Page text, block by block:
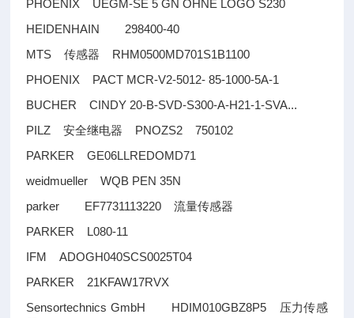
PHOENIX UEGM-SE 5 GN OHNE LOGO S230
HEIDENHAIN 298400-40
MTS传感器
RHM0500MD701S1B1100
PHOENIX PACT MCR-V2-5012- 85-1000-5A-1
BUCHER CINDY 20-B-SVD-S300-A-H21-1-SVA...
PILZ安全继电器
PNOZS2 750102
PARKER GE06LLREDOMD71
weidmueller WQB PEN 35N
parker EF7731113220流量传感器
PARKER L080-11
IFM ADOGH040SCS0025T04
PARKER 21KFAW17RVX
Sensortechnics GmbH HDIM010GBZ8P5 压力传感